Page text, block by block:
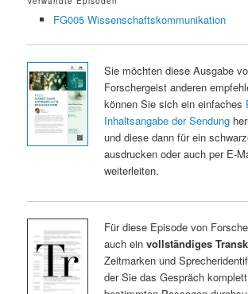
FG005 Wissenschaftskommunikation
Sie möchten diese Ausgabe
Forschergeist anderen
können Sie sich ein einfaches
Inhaltsangabe der Sendung
und diese dann für ein
ausdrucken oder auch per E-
weiterleiten.
Für diese Episode von
auch ein vollständiges
Zeitmarken und
der Sie das Gespräch